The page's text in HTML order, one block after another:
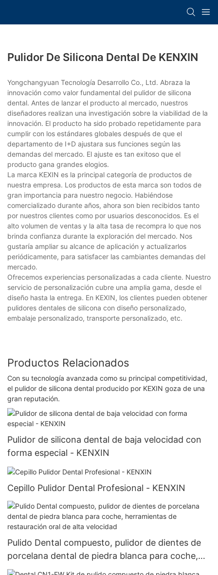
Pulidor De Silicona Dental De KENXIN
Yongchangyuan Tecnología Desarrollo Co., Ltd. Abraza la
innovación como valor fundamental del pulidor de silicona
dental. Antes de lanzar el producto al mercado, nuestros
diseñadores realizan una investigación sobre la viabilidad de la
innovación. El producto ha sido probado repetidamente para
cumplir con los estándares globales después de que el
departamento de I+D ajustara sus funciones según las
demandas del mercado. El ajuste es tan exitoso que el
producto gana grandes elogios.
La marca KEXIN es la principal categoría de productos de
nuestra empresa. Los productos de esta marca son todos de
gran importancia para nuestro negocio. Habiéndose
comercializado durante años, ahora son bien recibidos tanto
por nuestros clientes como por usuarios desconocidos. Es el
alto volumen de ventas y la alta tasa de recompra lo que nos
brinda confianza durante la exploración del mercado. Nos
gustaría ampliar su alcance de aplicación y actualizarlos
periódicamente, para satisfacer las cambiantes demandas del
mercado.
Ofrecemos experiencias personalizadas a cada cliente. Nuestro
servicio de personalización cubre una amplia gama, desde el
diseño hasta la entrega. En KEXIN, los clientes pueden obtener
pulidores dentales de silicona con diseño personalizado,
embalaje personalizado, transporte personalizado, etc.
Productos Relacionados
Con su tecnología avanzada como su principal competitividad,
el pulidor de silicona dental producido por KEXIN goza de una
gran reputación.
Pulidor de silicona dental de baja velocidad con
forma especial - KENXIN
Cepillo Pulidor Dental Profesional - KENXIN
Pulido Dental compuesto, pulidor de dientes de
porcelana dental de piedra blanca para coche,
herramientas de restauración oral de alta